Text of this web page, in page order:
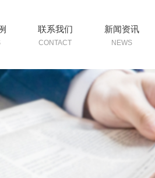
联系我们
CONTACT
新闻资讯
NEWS